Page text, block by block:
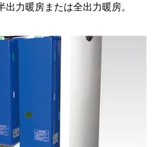
出力暖房または全出力暖房。